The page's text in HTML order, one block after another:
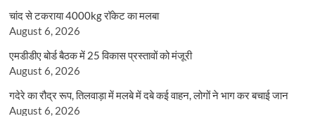
चांद से टकराया 4000kg रॉकेट का मलबा
August 6, 2026
एमडीडीए बोर्ड बैठक में 25 विकास प्रस्तावों को मंजूरी
August 6, 2026
गदेरे का रौद्र रूप, तिलवाड़ा में मलबे में दबे कई वाहन, लोगों ने भाग कर बचाई जान
August 6, 2026